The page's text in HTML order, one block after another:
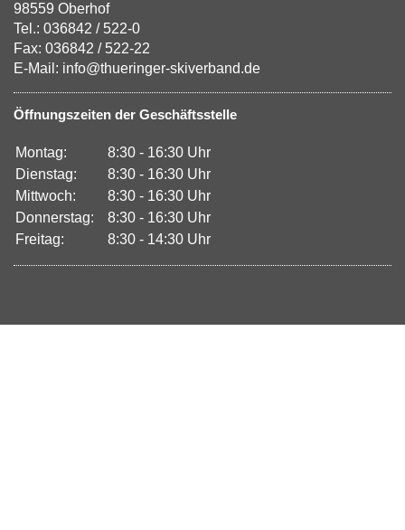
98559 Oberhof
Tel.: 036842 / 522-0
Fax: 036842 / 522-22
E-Mail: info@thueringer-skiverband.de
Öffnungszeiten der Geschäftsstelle
Montag:
8:30 - 16:30 Uhr
Dienstag:
8:30 - 16:30 Uhr
Mittwoch:
8:30 - 16:30 Uhr
Donnerstag:
8:30 - 16:30 Uhr
Freitag:
8:30 - 14:30 Uhr